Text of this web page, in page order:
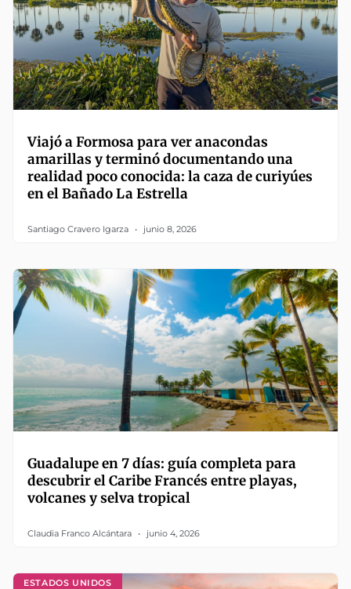
Viajó a Formosa para ver anacondas
amarillas y terminó documentando una
realidad poco conocida: la caza de curiyúes
en el Bañado La Estrella
Santiago Cravero Igarza junio 8, 2026
Guadalupe en 7 días: guía completa para
descubrir el Caribe Francés entre playas,
volcanes y selva tropical
Claudia Franco Alcántara junio 4, 2026
ESTADOS UNIDOS